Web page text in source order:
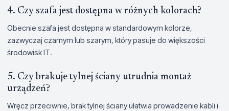
4. Czy szafa jest dostępna w różnych kolorach?
Obecnie szafa jest dostępna w standardowym kolorze,
zazwyczaj czarnym lub szarym, który pasuje do większości
środowisk IT.
5. Czy brakuje tylnej ściany utrudnia montaż
urządzeń?
Wręcz przeciwnie, brak tylnej ściany ułatwia prowadzenie kabli i